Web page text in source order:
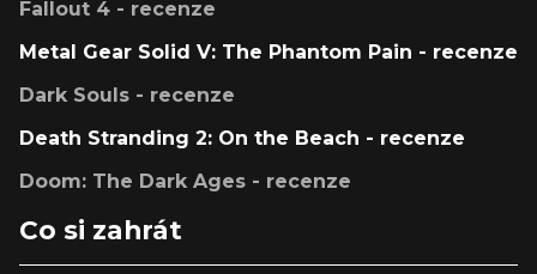
Fallout 4 - recenze
Metal Gear Solid V: The Phantom Pain - recenze
Dark Souls - recenze
Death Stranding 2: On the Beach - recenze
Doom: The Dark Ages - recenze
Co si zahrát